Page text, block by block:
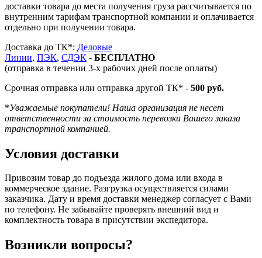
доставки товара до места получения груза рассчитывается по
внутренним тарифам транспортной компании и оплачивается
отдельно при получении товара.
Доставка до ТК*: Деловые
Линии, ПЭК, СДЭК - БЕСПЛАТНО
(отправка в течении 3-х рабочих дней после оплаты)
Срочная отправка или отправка другой ТК* - 500 руб.
*Уважаемые покупатели! Наша организация не несет
ответственности за стоимость перевозки Вашего заказа
транспортной компанией.
Условия доставки
Привозим товар до подъезда жилого дома или входа в
коммерческое здание. Разгрузка осуществляется силами
заказчика. Дату и время доставки менеджер согласует с Вами
по телефону. Не забывайте проверять внешний вид и
комплектность товара в присутствии экспедитора.
Возникли вопросы?